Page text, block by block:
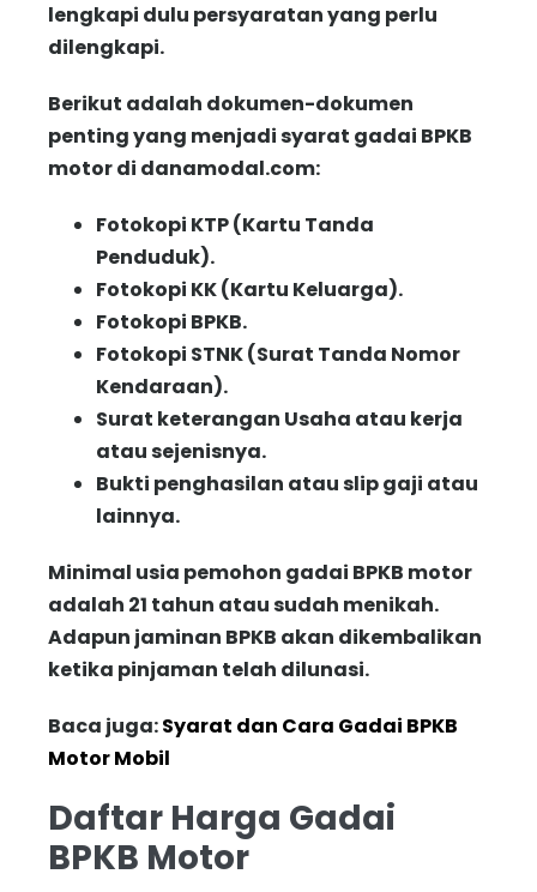
lengkapi dulu persyaratan yang perlu
dilengkapi.
Berikut adalah dokumen-dokumen
penting yang menjadi syarat gadai BPKB
motor di danamodal.com:
Fotokopi KTP (Kartu Tanda
Penduduk).
Fotokopi KK (Kartu Keluarga).
Fotokopi BPKB.
Fotokopi STNK (Surat Tanda Nomor
Kendaraan).
Surat keterangan Usaha atau kerja
atau sejenisnya.
Bukti penghasilan atau slip gaji atau
lainnya.
Minimal usia pemohon gadai BPKB motor
adalah 21 tahun atau sudah menikah.
Adapun jaminan BPKB akan dikembalikan
ketika pinjaman telah dilunasi.
Baca juga:Syarat dan Cara Gadai BPKB
Motor Mobil
Daftar Harga Gadai
BPKB Motor